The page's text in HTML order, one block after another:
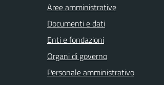
Aree amministrative
Documenti e dati
Enti e fondazioni
Organi di governo
Personale amministrativo